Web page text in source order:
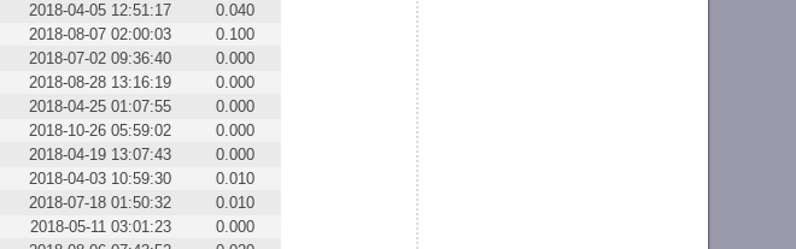
2018-04-05 12:51:17
0.040
2018-08-07 02:00:03
0.100
2018-07-02 09:36:40
0.000
2018-08-28 13:16:19
0.000
2018-04-25 01:07:55
0.000
2018-10-26 05:59:02
0.000
2018-04-19 13:07:43
0.000
2018-04-03 10:59:30
0.010
2018-07-18 01:50:32
0.010
2018-05-11 03:01:23
0.000